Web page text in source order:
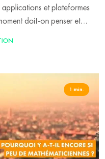
applications et plateformes
doit-on penser et
choisir sa filière et son
? Comment se créer
et Claire Espinasse,
en lumière l'association
les lycéens des quartiers à
1 min.